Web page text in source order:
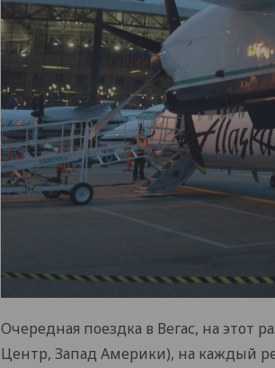
Очередная поездка в Вегас, на этот
Центр, Запад Америки), на каждый